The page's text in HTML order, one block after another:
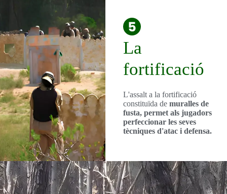
La
fortificació
L'assalt a la fortificació
constituïda de muralles de
fusta, permet als jugadors
perfeccionar les seves
tècniques d'atac i defensa.